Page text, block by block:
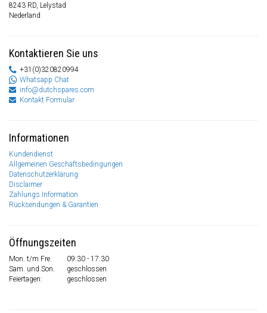
8243 RD, Lelystad
Nederland
Kontaktieren Sie uns
+31(0)320820994
Whatsapp Chat
info@dutchspares.com
Kontakt Formular
Informationen
Kundendienst
Allgemeinen Geschäftsbedingungen
Datenschutzerklärung
Disclaimer
Zahlungs Information
Rücksendungen & Garantien
Öffnungszeiten
Mon. t/m Fre.
09:30 - 17:30
Sam. und Son.
geschlossen
Feiertagen:
geschlossen